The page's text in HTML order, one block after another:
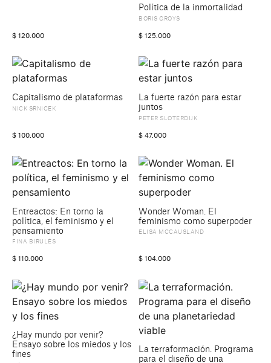
$ 120.000
Política de la inmortalidad
BORIS GROYS
$ 125.000
Capitalismo de plataformas
NICK SRNICEK
$ 100.000
La fuerte razón para estar
juntos
PETER SLOTERDIJK
$ 47.000
Entreactos: En torno la
política, el feminismo y el
pensamiento
FINA BIRULÉS
$ 110.000
Wonder Woman. El
feminismo como superpoder
ELISA MCCAUSLAND
$ 104.000
¿Hay mundo por venir?
Ensayo sobre los miedos y los
fines
La terraformación. Programa
para el diseño de una